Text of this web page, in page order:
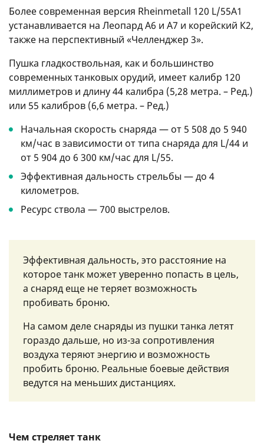
Более современная версия Rheinmetall 120 L/55A1
устанавливается на Леопард А6 и A7 и корейский К2,
также на перспективный «Челленджер 3».
Пушка гладкоствольная, как и большинство
современных танковых орудий, имеет калибр 120
миллиметров и длину 44 калибра (5,28 метра. – Ред.)
или 55 калибров (6,6 метра. – Ред.)
Начальная скорость снаряда — от 5 508 до 5 940
км/час в зависимости от типа снаряда для L/44 и
от 5 904 до 6 300 км/час для L/55.
Эффективная дальность стрельбы — до 4
километров.
Ресурс ствола — 700 выстрелов.
Эффективная дальность, это расстояние на
которое танк может уверенно попасть в цель,
а снаряд еще не теряет возможность
пробивать броню.
На самом деле снаряды из пушки танка летят
гораздо дальше, но из-за сопротивления
воздуха теряют энергию и возможность
пробить броню. Реальные боевые действия
ведутся на меньших дистанциях.
Чем стреляет танк